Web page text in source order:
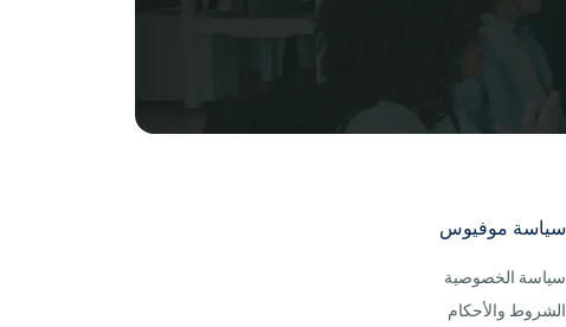
سياسة موفيوس
سياسة الخصوصية
الشروط والأحكام